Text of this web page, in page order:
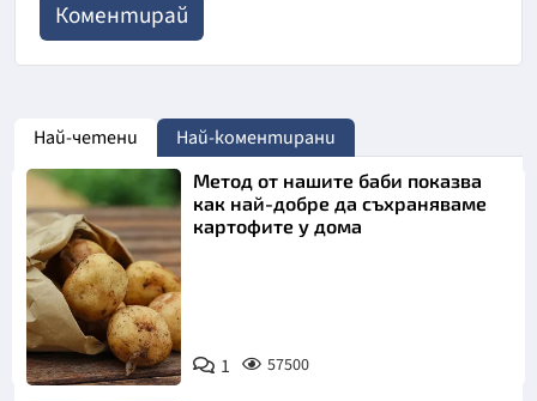
Най-четени Най-коментирани
Снимка:
Пиксабей
Метод от нашите баби показва
как най-добре да съхраняваме
картофите у дома
1 57500